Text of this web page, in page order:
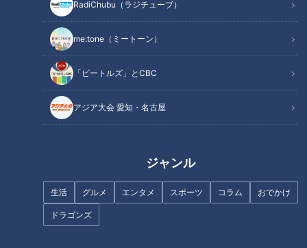
RadiChubu（ラジチューブ）
me:tone（ミートーン）
「ビートルズ」とCBC
アジア大会 愛知・名古屋
ジャンル
生活 グルメ エンタメ スポーツ コラム おでかけ
ドラゴンズ
朝の中継でお馴染み！CBC若狭
アナが世界一「高い」飲み物を
リポート！
「困った！ペットボトルの蓋が
もはや飲み物！？「白いあんか
けチャーハン」の“やさしい”味
わいに迫る！
食べたかった…！八丁味噌だれ